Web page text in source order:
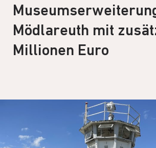
Mödlareuth mit
Millionen Euro